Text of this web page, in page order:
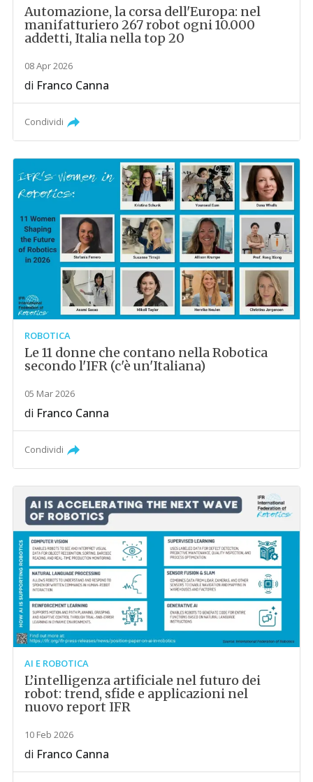
Automazione, la corsa dell'Europa: nel
manifatturiero 267 robot ogni 10.000
addetti, Italia nella top 20
08 Apr 2026
di Franco Canna
Condividi
ROBOTICA
Le 11 donne che contano nella Robotica
secondo l'IFR (c'è un'Italiana)
05 Mar 2026
di Franco Canna
Condividi
AI E ROBOTICA
L’intelligenza artificiale nel futuro dei
robot: trend, sfide e applicazioni nel
nuovo report IFR
10 Feb 2026
di Franco Canna